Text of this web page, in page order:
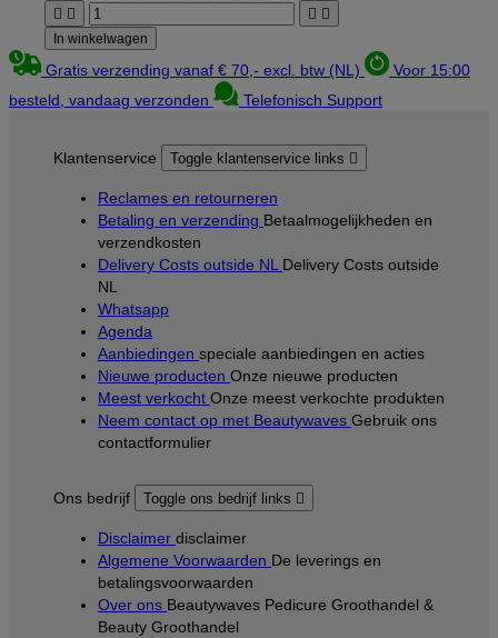
   
In winkelwagen
Gratis verzending vanaf € 70,- excl. btw (NL)
Voor 15:00
besteld, vandaag verzonden
Telefonisch Support
Klantenservice Toggle klantenservice links 
Reclames en retourneren
Betaling en verzending Betaalmogelijkheden en
verzendkosten
Delivery Costs outside NL Delivery Costs outside
NL
Whatsapp
Agenda
Aanbiedingen speciale aanbiedingen en acties
Nieuwe producten Onze nieuwe producten
Meest verkocht Onze meest verkochte produkten
Neem contact op met Beautywaves Gebruik ons
contactformulier
Ons bedrijf Toggle ons bedrijf links 
Disclaimer disclaimer
Algemene Voorwaarden De leverings en
betalingsvoorwaarden
Over ons Beautywaves Pedicure Groothandel &
Beauty Groothandel